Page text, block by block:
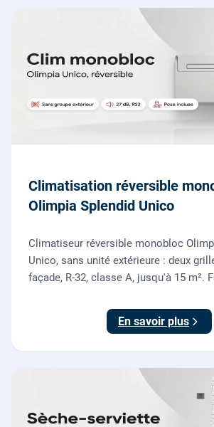
Climatisation réversible
Olimpia Splendid Unico
Climatiseur réversible monobloc
Unico, sans unité extérieure : deux
façade, R-32, classe A, jusqu'à 15 m².
En savoir plus